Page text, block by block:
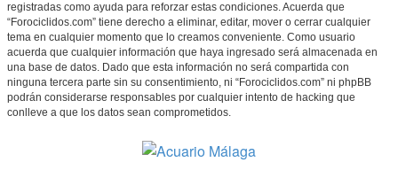
registradas como ayuda para reforzar estas condiciones. Acuerda que
“Forociclidos.com” tiene derecho a eliminar, editar, mover o cerrar cualquier
tema en cualquier momento que lo creamos conveniente. Como usuario
acuerda que cualquier información que haya ingresado será almacenada en
una base de datos. Dado que esta información no será compartida con
ninguna tercera parte sin su consentimiento, ni “Forociclidos.com” ni phpBB
podrán considerarse responsables por cualquier intento de hacking que
conlleve a que los datos sean comprometidos.